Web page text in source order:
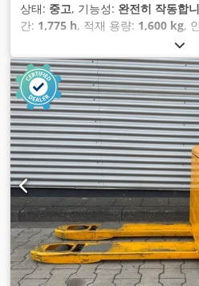
상태: 중고, 기능성: 완전히 작동합
간: 1,775 h, 적재 용량: 1,600 kg,
1,313 mm, 포
량:439 kg, 총 길이:1,644 mm,
720 mm,